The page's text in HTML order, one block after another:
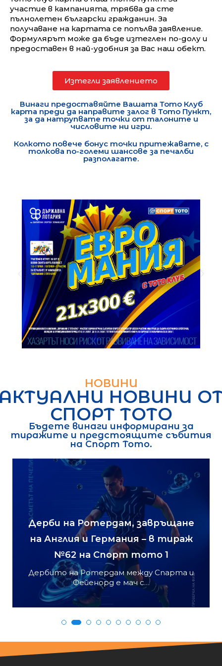
участие в кампанията, трябва да сте
пълнолетен български гражданин. За
получаване на картата се попълва заявление.
Формулярът може да бъде изтеглен по-долу и
предоставен в най-удобния за Вас наш обект.
Изтегли заявлението
Винаги предоставяйте Вашата Тото Клуб
карта преди да направите залог в Тото Пункт,
за да натрупвате точки от талоните и
числовите ни игри.
Колкото повече бонус точки притежавате, с
толкова по-големи шансове за печалби
разполагате.
НОВИНИ
НОВИНИ
СПОРТ ТОТО
Бъдете винаги информирани за
тиражите и предстоящите събития
на Спорт Тото.
Българският футбол се завръща
в тираж №56 на Спорт тото 1
Мачове от първия кръг на първенството
на България са водещи…